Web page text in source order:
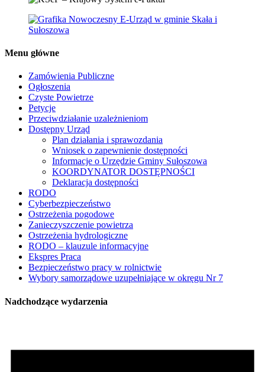
Menu główne
Zamówienia Publiczne
Ogłoszenia
Czyste Powietrze
Petycje
Przeciwdziałanie uzależnieniom
Dostępny Urząd
Plan działania i sprawozdania
Wniosek o zapewnienie dostępności
Informacje o Urzędzie Gminy Sułoszowa
KOORDYNATOR DOSTĘPNOŚCI
Deklaracja dostępności
RODO
Cyberbezpieczeństwo
Ostrzeżenia pogodowe
Zanieczyszczenie powietrza
Ostrzeżenia hydrologiczne
RODO – klauzule informacyjne
Ekspres Praca
Bezpieczeństwo pracy w rolnictwie
Wybory samorządowe uzupełniające w okręgu Nr 7
Nadchodzące wydarzenia